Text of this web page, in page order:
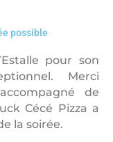
possible
pour son
Merci
de
Cécé Pizza a
la soirée.